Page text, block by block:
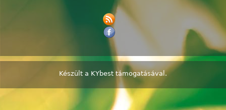
Készült a KYbest támogatásával.